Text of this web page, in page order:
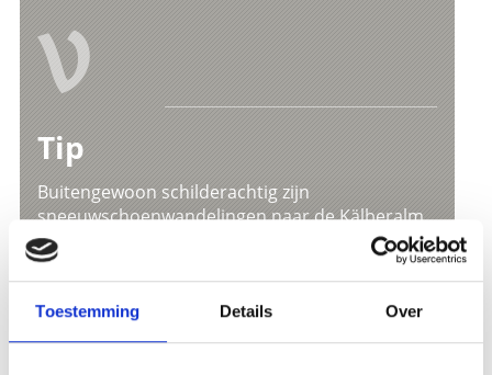
Toestemming Details Over
V
Tip
Buitengewoon schilderachtig zijn
sneeuwschoenwandelingen naar de Kälberalm,
naar de Obere Silfseralm of naar de Furkelhütte.
Ook zeer de moeite van een winterwandeling
waard zijn de dorpen Sulden en Trafoi.